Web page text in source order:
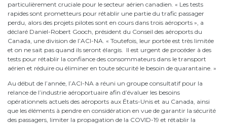
particulièrement cruciale pour le secteur aérien canadien. « Les tests
rapides sont prometteurs pour rétablir une partie du trafic passager
perdu, alors des projets pilotes sont en cours dans trois aéroports », a
déclaré Daniel-Robert Gooch, président du Conseil des aéroports du
Canada, une division de l’ACI-NA. « Toutefois, leur portée est très limitée
et on ne sait pas quand ils seront élargis. Il est urgent de procéder à des
tests pour rétablir la confiance des consommateurs dans le transport
aérien et réduire ou éliminer en toute sécurité le besoin de quarantaine. »
Au début de l’année, l’ACI-NA a réuni un groupe consultatif pour la
relance de l’industrie aéroportuaire afin d’évaluer les besoins
opérationnels actuels des aéroports aux États-Unis et au Canada, ainsi
que les éléments à pendre en considération en vue de garantir la sécurité
des passagers, limiter la propagation de la COVID-19 et rétablir la